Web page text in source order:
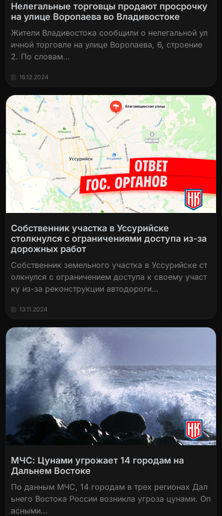
Нелегальные торговцы продают просрочку
на улице Воропаева во Владивостоке
Жители Владивостока сообщили о нелегальной ул
ичной торговле на улице Воропаева, 6, строение
2. По словам…
16.12.2024
Собственник участка в Уссурийске
столкнулся с ограничениями доступа из-за
дорожных работ
Собственник земельного участка в Уссурийске ст
олкнулся с ограничением доступа к своему участ
ку из-за реконструкции автодороги…
13.11.2024
МЧС: Цунами угрожает 14 городам на
Дальнем Востоке
По данным МЧС, 14 городам в трех регионах Дал
ьнего Востока России возникла угроза цунами. Оп
асными…